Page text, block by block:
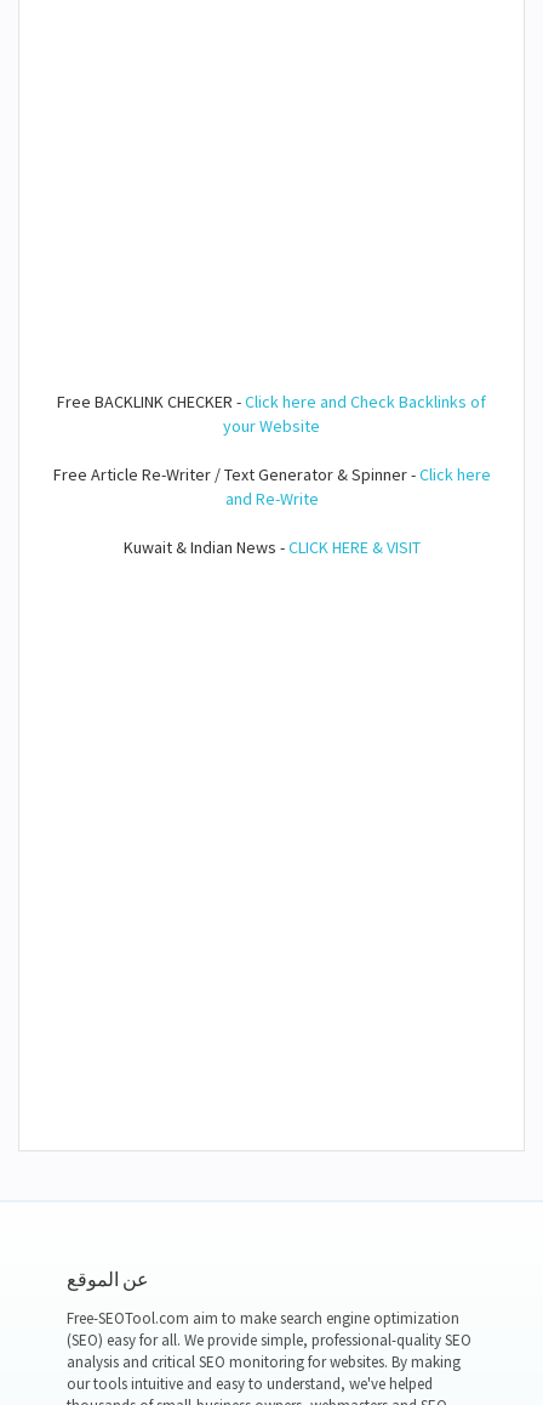
Free BACKLINK CHECKER -Click here and Check Backlinks of
your Website
Free Article Re-Writer / Text Generator & Spinner -Click here
and Re-Write
Kuwait & Indian News -CLICK HERE & VISIT
عن الموقع
Free-SEOTool.com aim to make search engine optimization
(SEO) easy for all. We provide simple, professional-quality SEO
analysis and critical SEO monitoring for websites. By making
our tools intuitive and easy to understand, we've helped